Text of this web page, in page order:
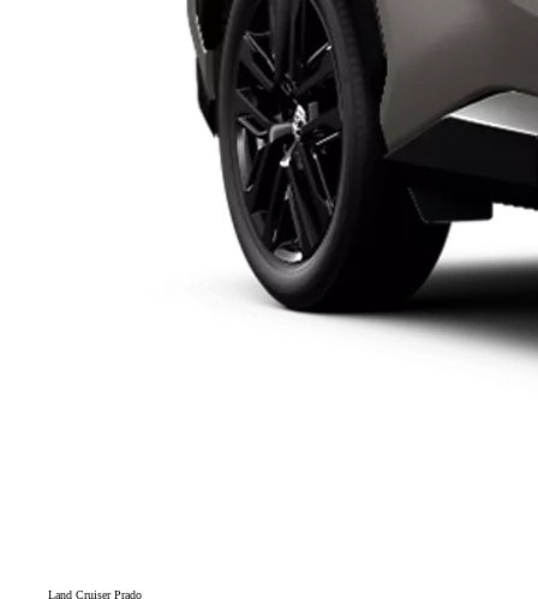
Land Cruiser Prado